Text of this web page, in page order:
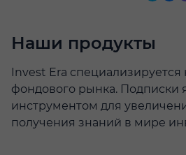
Наши продукты
Invest Era специализируется
фондового рынка. Подписки
инструментом для
получения знаний в мире